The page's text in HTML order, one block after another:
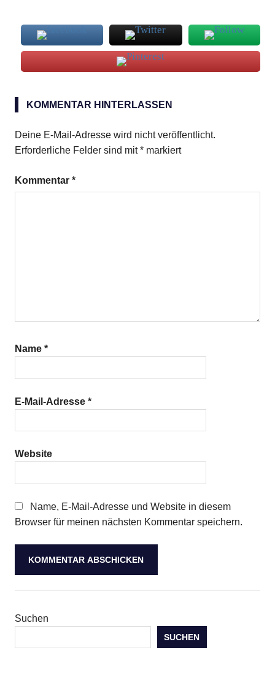
Muffins
Sesam
KOMMENTAR HINTERLASSEN
Deine E-Mail-Adresse wird nicht veröffentlicht.
Erforderliche Felder sind mit* markiert
Kommentar *
Name *
E-Mail-Adresse *
Website
Name, E-Mail-Adresse und Website in diesem
Browser für meinen nächsten Kommentar speichern.
Suchen
SUCHEN